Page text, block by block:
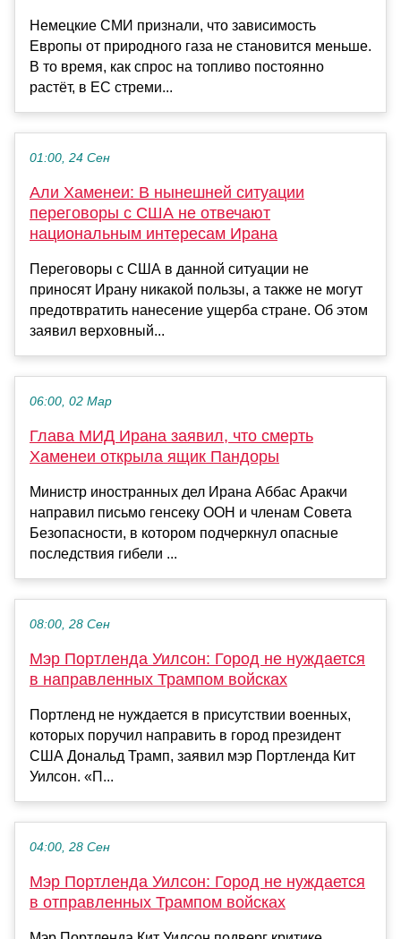
Немецкие СМИ признали, что зависимость
Европы от природного газа не становится меньше.
В то время, как спрос на топливо постоянно
растёт, в ЕС стреми...
01:00, 24 Сен
Али Хаменеи: В нынешней ситуации
переговоры с США не отвечают
национальным интересам Ирана
Переговоры с США в данной ситуации не
приносят Ирану никакой пользы, а также не могут
предотвратить нанесение ущерба стране. Об этом
заявил верховный...
06:00, 02 Мар
Глава МИД Ирана заявил, что смерть
Хаменеи открыла ящик Пандоры
Министр иностранных дел Ирана Аббас Аракчи
направил письмо генсеку ООН и членам Совета
Безопасности, в котором подчеркнул опасные
последствия гибели ...
08:00, 28 Сен
Мэр Портленда Уилсон: Город не нуждается
в направленных Трампом войсках
Портленд не нуждается в присутствии военных,
которых поручил направить в город президент
США Дональд Трамп, заявил мэр Портленда Кит
Уилсон. «П...
04:00, 28 Сен
Мэр Портленда Уилсон: Город не нуждается
в отправленных Трампом войсках